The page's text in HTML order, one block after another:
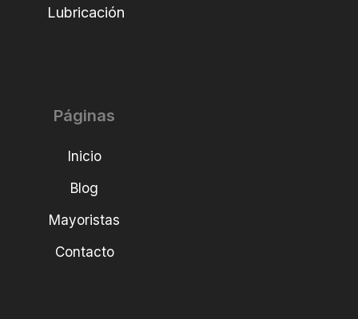
Lubricación
Páginas
Inicio
Blog
Mayoristas
Contacto